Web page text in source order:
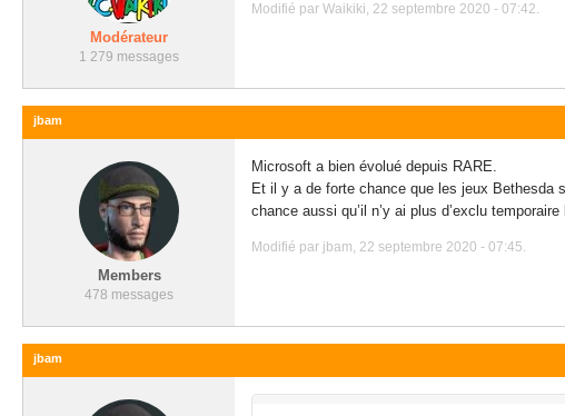
Modérateur
1 279 messages
Modifié par Waikiki, 22 septembre 2020 - 07:42.
jbam
Members
478 messages
Microsoft a bien évolué depuis RARE.
Et il y a de forte chance que les jeux Bethesda
chance aussi qu’il n’y ai plus d’exclu
Modifié par jbam, 22 septembre 2020 - 07:45.
jbam